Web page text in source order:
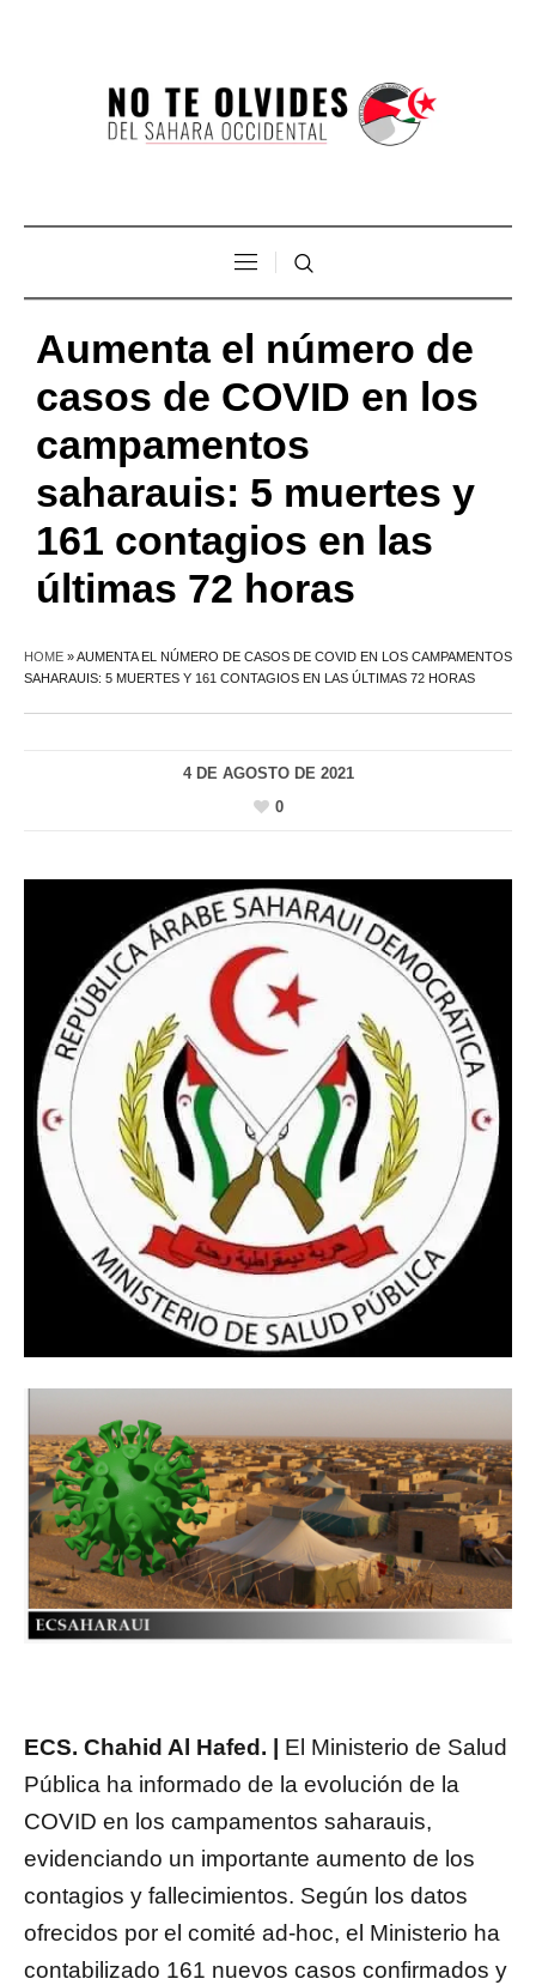
Aumenta el número de
casos de COVID en los
campamentos
saharauis: 5 muertes y
161 contagios en las
últimas 72 horas
HOME »AUMENTA EL NÚMERO DE CASOS DE COVID EN LOS CAMPAMENTOS
SAHARAUIS: 5 MUERTES Y 161 CONTAGIOS EN LAS ÚLTIMAS 72 HORAS
4 DE AGOSTO DE 2021
0
ECS. Chahid Al Hafed. |
El Ministerio de Salud
Pública ha informado de la evolución de la
COVID en los campamentos saharauis,
evidenciando un importante aumento de los
contagios y fallecimientos. Según los datos
ofrecidos por el comité ad-hoc, el Ministerio ha
contabilizado 161 nuevos casos confirmados y